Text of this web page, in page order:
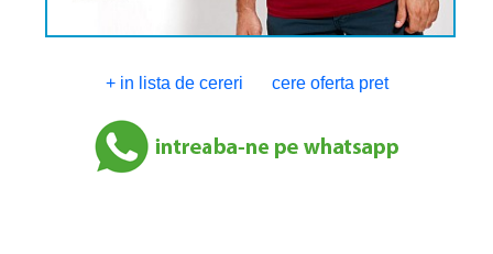
+ in lista de cereri cere oferta pret